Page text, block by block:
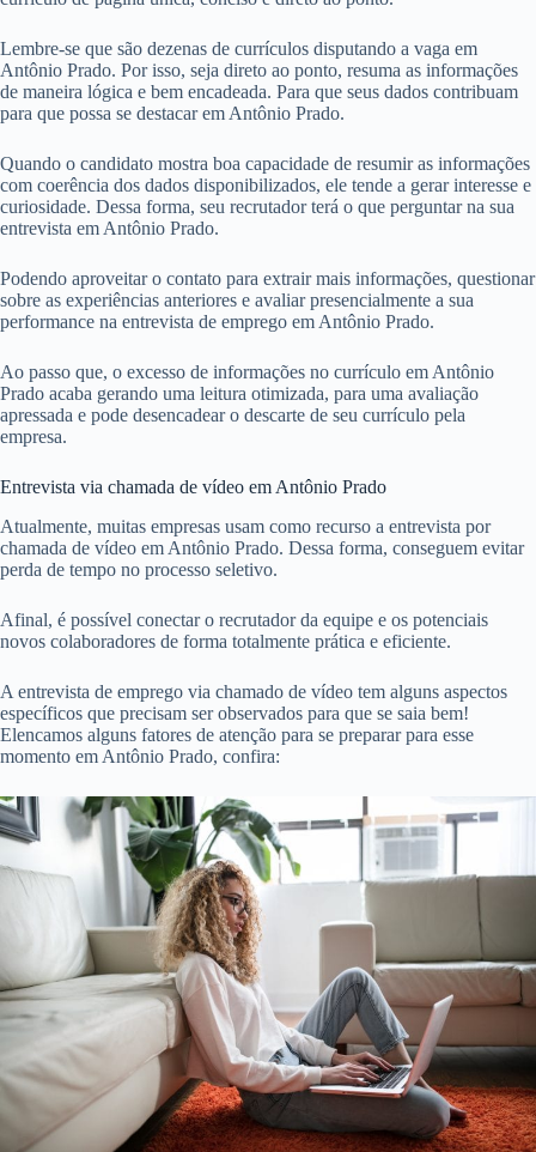
Lembre-se que são dezenas de currículos disputando a vaga em
Antônio Prado. Por isso, seja direto ao ponto, resuma as informações
de maneira lógica e bem encadeada. Para que seus dados contribuam
para que possa se destacar em Antônio Prado.
Quando o candidato mostra boa capacidade de resumir as informações
com coerência dos dados disponibilizados, ele tende a gerar interesse e
curiosidade. Dessa forma, seu recrutador terá o que perguntar na sua
entrevista em Antônio Prado.
Podendo aproveitar o contato para extrair mais informações, questionar
sobre as experiências anteriores e avaliar presencialmente a sua
performance na entrevista de emprego em Antônio Prado.
Ao passo que, o excesso de informações no currículo em Antônio
Prado acaba gerando uma leitura otimizada, para uma avaliação
apressada e pode desencadear o descarte de seu currículo pela
empresa.
Entrevista via chamada de vídeo em Antônio Prado
Atualmente, muitas empresas usam como recurso a entrevista por
chamada de vídeo em Antônio Prado. Dessa forma, conseguem evitar
perda de tempo no processo seletivo.
Afinal, é possível conectar o recrutador da equipe e os potenciais
novos colaboradores de forma totalmente prática e eficiente.
A entrevista de emprego via chamado de vídeo tem alguns aspectos
específicos que precisam ser observados para que se saia bem!
Elencamos alguns fatores de atenção para se preparar para esse
momento em Antônio Prado, confira: